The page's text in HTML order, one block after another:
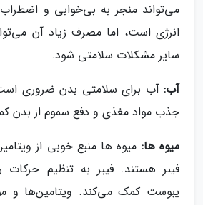
می‌تواند منجر به بی‌خوابی و
انرژی است، اما مصرف زیاد آن
سایر مشکلات سلامتی شود.
آب: آب برای سلامتی بدن ضروری
جذب مواد مغذی و دفع سموم از بدن
میوه ها: میوه ها منبع خوبی از
فیبر هستند. فیبر به تنظیم حرکات
یبوست کمک می‌کند. ویتامین‌ها و